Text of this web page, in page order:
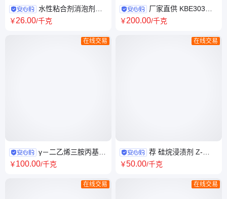
水性粘合剂消泡剂、
矿物油非硅消泡 剂 水性涂料消
￥26.00/千克
在线交易
γ－二乙烯三胺丙基甲
基二 硅烷偶联剂 氨基硅油改性
￥100.00/千克
在线交易
厂家直供 KBE303硅
烷偶联剂 A-1861 环氧硅烷偶
￥200.00/千克
在线交易
荐 硅烷浸渍剂 Z-
6341正辛基三乙氧基硅烷 建筑
￥50.00/千克
在线交易